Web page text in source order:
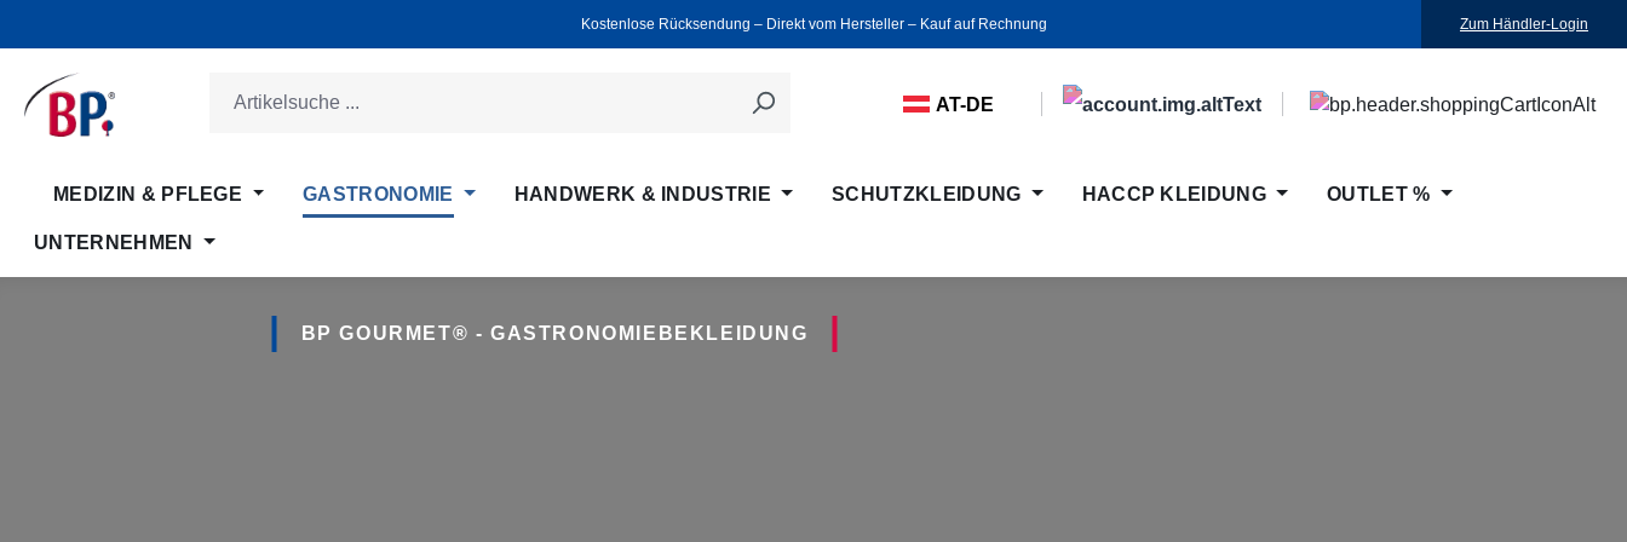
Kostenlose Rücksendung ‒ Direkt vom Hersteller ‒ Kauf auf Rechnung Zum Händler-Login
AT-DE
MEDIZIN & PFLEGE GASTRONOMIE HANDWERK & INDUSTRIE SCHUTZKLEIDUNG HACCP KLEIDUNG OUTLET %
UNTERNEHMEN
BP GOURMET® - GASTRONOMIEBEKLEIDUNG